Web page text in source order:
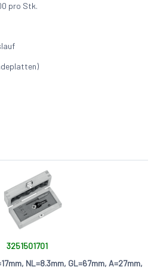
pro Stk.
3251501701
NL=8.3mm, GL=67mm, A=27mm,